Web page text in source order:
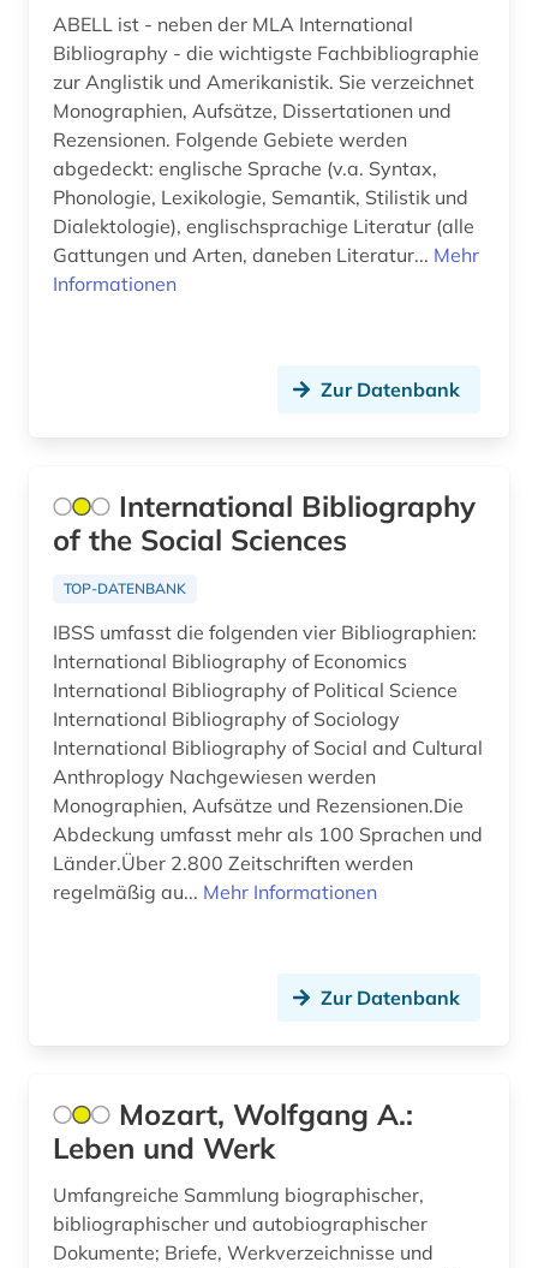
iberoromanisch (1)
iberoromanistik (4)
indianer (1)
indien (1)
industrie (1)
ingenieurwissenschaften (5)
innenarchitektur (1)
internationale beziehungen (1)
internationales handelsrecht (1)
internationales recht (1)
internationales strafrecht (1)
irland (2)
islam (3)
islamwissenschaft (2)
italianistik (7)
ABELL ist - neben der MLA International
Bibliography - die wichtigste Fachbibliographie
zur Anglistik und Amerikanistik. Sie verzeichnet
Monographien, Aufsätze, Dissertationen und
Rezensionen. Folgende Gebiete werden
abgedeckt: englische Sprache (v.a. Syntax,
Phonologie, Lexikologie, Semantik, Stilistik und
Dialektologie), englischsprachige Literatur (alle
Gattungen und Arten, daneben Literatur... Mehr
Informationen
Zur Datenbank
International Bibliography
of the Social Sciences
TOP-DATENBANK
IBSS umfasst die folgenden vier Bibliographien:
International Bibliography of Economics
International Bibliography of Political Science
International Bibliography of Sociology
International Bibliography of Social and Cultural
Anthroplogy Nachgewiesen werden
Monographien, Aufsätze und Rezensionen.Die
Abdeckung umfasst mehr als 100 Sprachen und
Länder.Über 2.800 Zeitschriften werden
regelmäßig au... Mehr Informationen
Zur Datenbank
Mozart, Wolfgang A.:
Leben und Werk
Umfangreiche Sammlung biographischer,
bibliographischer und autobiographischer
Dokumente; Briefe, Werkverzeichnisse und